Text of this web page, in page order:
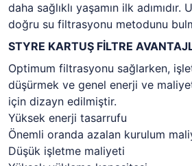
daha sağlıklı yaşamın ilk adımıdır.
doğru su filtrasyonu metodunu
STYRE KARTUŞ FİLTRE
Optimum filtrasyonu sağlarken,
düşürmek ve genel enerji ve
için dizayn edilmiştir.
Yüksek enerji tasarrufu
Önemli oranda azalan kurulum
Düşük işletme maliyeti